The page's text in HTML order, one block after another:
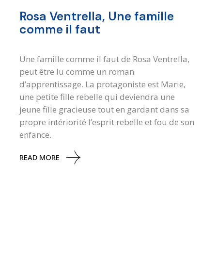
Rosa Ventrella, Une famille
comme il faut
Une famille comme il faut de Rosa Ventrella,
peut être lu comme un roman
d’apprentissage. La protagoniste est Marie,
une petite fille rebelle qui deviendra une
jeune fille gracieuse tout en gardant dans sa
propre intériorité l’esprit rebelle et fou de son
enfance.
READ MORE